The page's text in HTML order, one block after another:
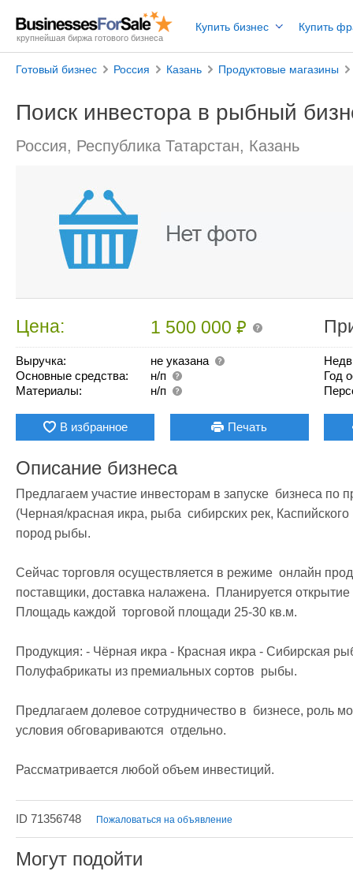
крупнейшая биржа готового бизнеса
Купить бизнес Купить
Готовый бизнес Россия Казань Продуктовые магазины
Поиск инвестора в рыбный
Россия, Республика Татарстан, Казань
Цена: 1 500 000₽
Выручка:
не указана
Основные средства:
н/п
Материалы:
н/п
Год
В избранное Печать
Описание бизнеса
Предлагаем участие инвесторам в запуске  бизнеса
(Черная/красная икра, рыба  сибирских рек,
пород рыбы.
Сейчас торговля осуществляется в режиме  онлайн
поставщики, доставка налажена.  Планируется
Площадь каждой  торговой площади 25-30 кв.м.
Продукция: - Чёрная икра - Красная икра - Сибирская
Полуфабрикаты из премиальных сортов  рыбы.
Предлагаем долевое сотрудничество в  бизнесе, роль
условия обговариваются  отдельно.
Рассматривается любой объем инвестиций.
ID 71356748 Пожаловаться на объявление
Могут подойти